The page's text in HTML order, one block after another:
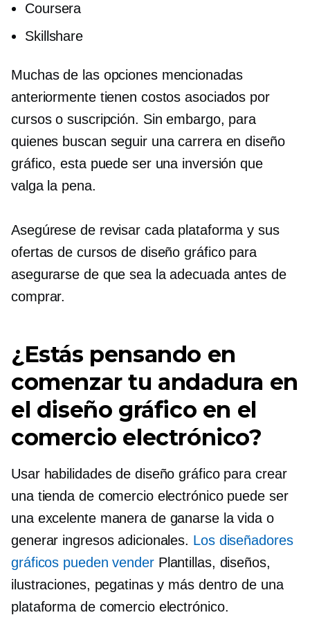
Coursera
Skillshare
Muchas de las opciones mencionadas
anteriormente tienen costos asociados por
cursos o suscripción. Sin embargo, para
quienes buscan seguir una carrera en diseño
gráfico, esta puede ser una inversión que
valga la pena.
Asegúrese de revisar cada plataforma y sus
ofertas de cursos de diseño gráfico para
asegurarse de que sea la adecuada antes de
comprar.
¿Estás pensando en
comenzar tu andadura en
el diseño gráfico en el
comercio electrónico?
Usar habilidades de diseño gráfico para crear
una tienda de comercio electrónico puede ser
una excelente manera de ganarse la vida o
generar ingresos adicionales. Los diseñadores
gráficos pueden venderPlantillas, diseños,
ilustraciones, pegatinas y más dentro de una
plataforma de comercio electrónico.